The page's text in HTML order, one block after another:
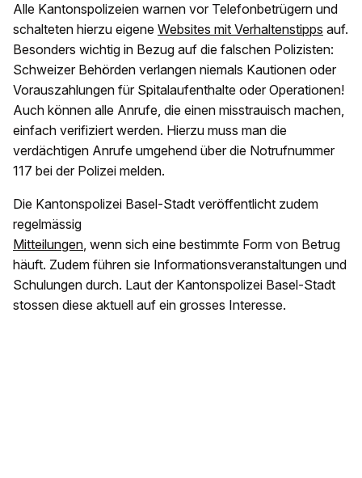
Alle Kantonspolizeien warnen vor Telefonbetrügern und
schalteten hierzu eigene Websites mit Verhaltenstipps auf.
Besonders wichtig in Bezug auf die falschen Polizisten:
Schweizer Behörden verlangen niemals Kautionen oder
Vorauszahlungen für Spitalaufenthalte oder Operationen!
Auch können alle Anrufe, die einen misstrauisch machen,
einfach verifiziert werden. Hierzu muss man die
verdächtigen Anrufe umgehend über die Notrufnummer
117 bei der Polizei melden.
Die Kantonspolizei Basel-Stadt veröffentlicht zudem
regelmässig
Mitteilungen, wenn sich eine bestimmte Form von Betrug
häuft. Zudem führen sie Informationsveranstaltungen und
Schulungen durch. Laut der Kantonspolizei Basel-Stadt
stossen diese aktuell auf ein grosses Interesse.